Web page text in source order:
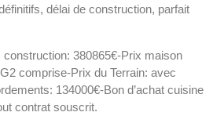
délai de construction, parfait
construction: 380865€-Prix maison
comprise-Prix du Terrain: avec
134000€-Bon d’achat cuisine
contrat souscrit.